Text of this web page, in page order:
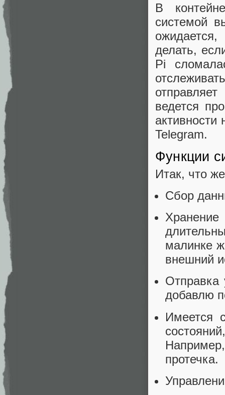
В
системой
делать,
Pi
ведется
Telegram.
Функции
Итак, что
Сбор
малинке
внешний
Отправка
добавлю
Имеется
протечка.